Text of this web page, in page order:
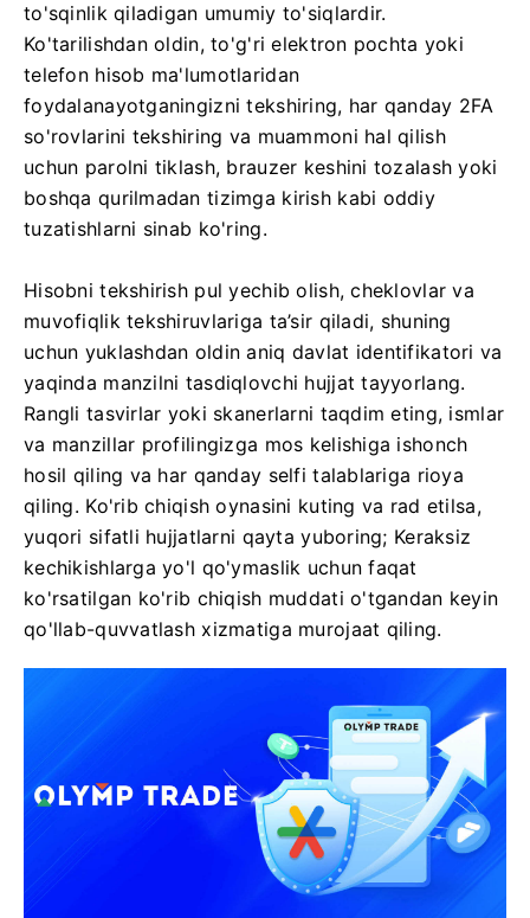
to'sqinlik qiladigan umumiy to'siqlardir.
Ko'tarilishdan oldin, to'g'ri elektron pochta yoki
telefon hisob ma'lumotlaridan
foydalanayotganingizni tekshiring, har qanday 2FA
so'rovlarini tekshiring va muammoni hal qilish
uchun parolni tiklash, brauzer keshini tozalash yoki
boshqa qurilmadan tizimga kirish kabi oddiy
tuzatishlarni sinab ko'ring.
Hisobni tekshirish pul yechib olish, cheklovlar va
muvofiqlik tekshiruvlariga ta’sir qiladi, shuning
uchun yuklashdan oldin aniq davlat identifikatori va
yaqinda manzilni tasdiqlovchi hujjat tayyorlang.
Rangli tasvirlar yoki skanerlarni taqdim eting, ismlar
va manzillar profilingizga mos kelishiga ishonch
hosil qiling va har qanday selfi talablariga rioya
qiling. Ko'rib chiqish oynasini kuting va rad etilsa,
yuqori sifatli hujjatlarni qayta yuboring; Keraksiz
kechikishlarga yo'l qo'ymaslik uchun faqat
ko'rsatilgan ko'rib chiqish muddati o'tgandan keyin
qo'llab-quvvatlash xizmatiga murojaat qiling.